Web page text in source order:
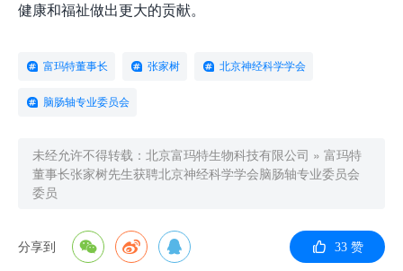
健康和福祉做出更大的贡献。
富玛特董事长 张家树 北京神经科学学会
脑肠轴专业委员会
未经允许不得转载： 北京富玛特生物科技有限公司 » 富玛特
董事长张家树先生获聘北京神经科学学会脑肠轴专业委员会
委员
分享到 33 赞